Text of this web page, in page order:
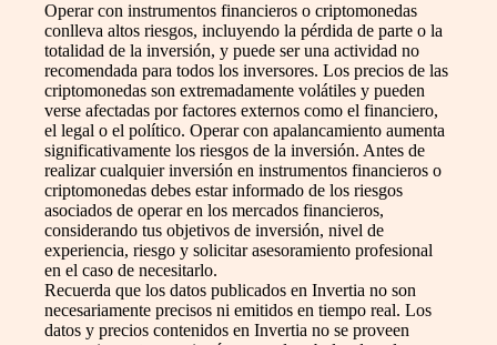
Operar con instrumentos financieros o criptomonedas
conlleva altos riesgos, incluyendo la pérdida de parte o la
totalidad de la inversión, y puede ser una actividad no
recomendada para todos los inversores. Los precios de las
criptomonedas son extremadamente volátiles y pueden
verse afectadas por factores externos como el financiero,
el legal o el político. Operar con apalancamiento aumenta
significativamente los riesgos de la inversión. Antes de
realizar cualquier inversión en instrumentos financieros o
criptomonedas debes estar informado de los riesgos
asociados de operar en los mercados financieros,
considerando tus objetivos de inversión, nivel de
experiencia, riesgo y solicitar asesoramiento profesional
en el caso de necesitarlo.
Recuerda que los datos publicados en Invertia no son
necesariamente precisos ni emitidos en tiempo real. Los
datos y precios contenidos en Invertia no se proveen